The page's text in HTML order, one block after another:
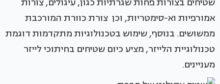
אמורפיות וא-סימטריות, וכן צורת כוורת המורכבת
ממשושים. בנוסף, שימוש בטכנולוגיות מתקדמות דוגמת
טכנולוגיית הלייזר, מציע כיום שטיחים בחיתוכי לייזר
מעניינים.